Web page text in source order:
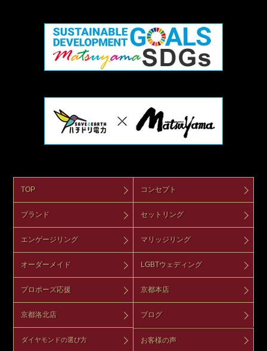
TOP コンセプト
ブランド セットリング
エンゲージリング マリッジリング
オーダーメイド LGBTウェディング
プロポーズ応援 京都本店
京都洛北店 ブログ
ダイヤモンドの選び方 お客様の声